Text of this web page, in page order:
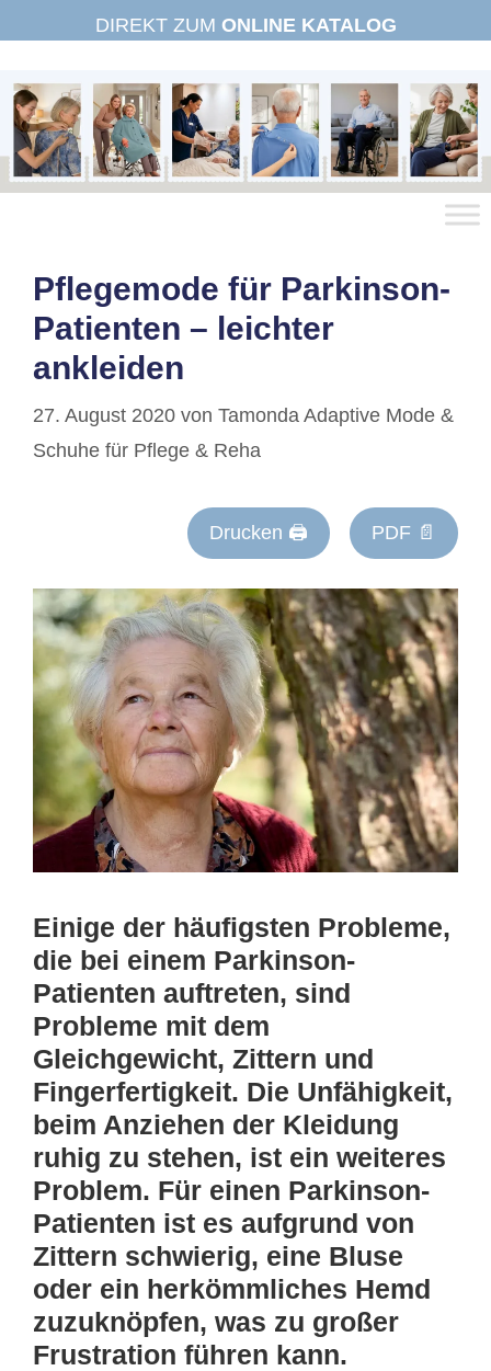
Inhalt
DIREKT ZUM ONLINE KATALOG
Pflegemode für Parkinson-
Patienten – leichter
ankleiden
27. August 2020 von Tamonda Adaptive Mode &
Schuhe für Pflege & Reha
Drucken 🖨 PDF 📄
Einige der häufigsten Probleme,
die bei einem Parkinson-
Patienten auftreten, sind
Probleme mit dem
Gleichgewicht, Zittern und
Fingerfertigkeit. Die Unfähigkeit,
beim Anziehen der Kleidung
ruhig zu stehen, ist ein weiteres
Problem. Für einen Parkinson-
Patienten ist es aufgrund von
Zittern schwierig, eine Bluse
oder ein herkömmliches Hemd
zuzuknöpfen, was zu großer
Frustration führen kann.